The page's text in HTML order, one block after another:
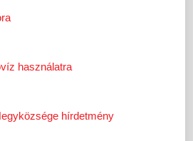
használatra
hírdetmény